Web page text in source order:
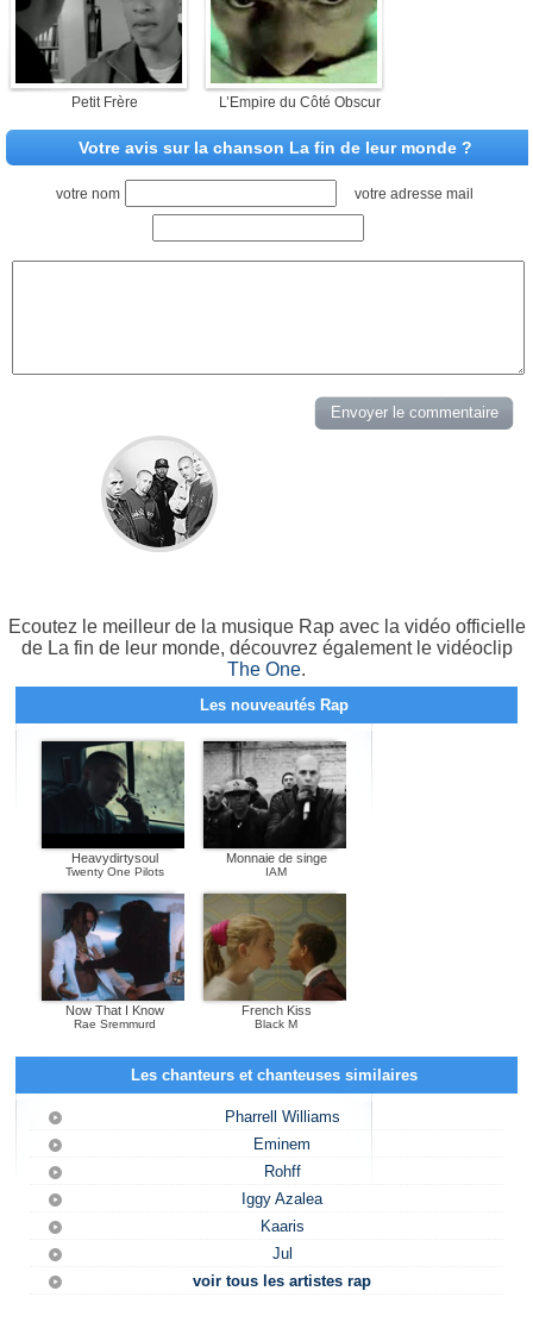
Petit Frère L’Empire du Côté Obscur
Votre avis sur la chanson La fin de leur monde ?
votre nom votre adresse mail
Ecoutez le meilleur de la musique Rap avec la vidéo officielle
de La fin de leur monde, découvrez également le vidéoclip
The One.
Les nouveautés Rap
Heavydirtysoul
Twenty One Pilots
Monnaie de singe
IAM
Now That I Know
Rae Sremmurd
French Kiss
Black M
Les chanteurs et chanteuses similaires
Pharrell Williams
Eminem
Rohff
Iggy Azalea
Kaaris
Jul
voir tous les artistes rap